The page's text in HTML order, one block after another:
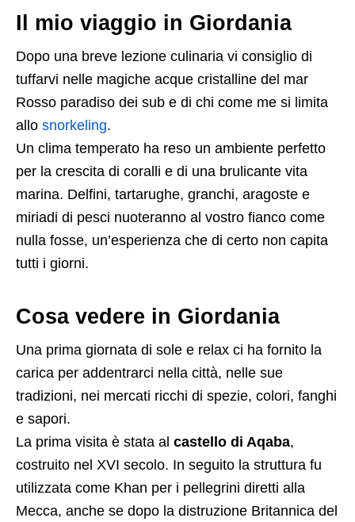
Il mio viaggio in Giordania
Dopo una breve lezione culinaria vi consiglio di
tuffarvi nelle magiche acque cristalline del mar
Rosso paradiso dei sub e di chi come me si limita
allo snorkeling.
Un clima temperato ha reso un ambiente perfetto
per la crescita di coralli e di una brulicante vita
marina. Delfini, tartarughe, granchi, aragoste e
miriadi di pesci nuoteranno al vostro fianco come
nulla fosse, un’esperienza che di certo non capita
tutti i giorni.
Cosa vedere in Giordania
Una prima giornata di sole e relax ci ha fornito la
carica per addentrarci nella città, nelle sue
tradizioni, nei mercati ricchi di spezie, colori, fanghi
e sapori.
La prima visita è stata al castello di Aqaba,
costruito nel XVI secolo. In seguito la struttura fu
utilizzata come Khan per i pellegrini diretti alla
Mecca, anche se dopo la distruzione Britannica del